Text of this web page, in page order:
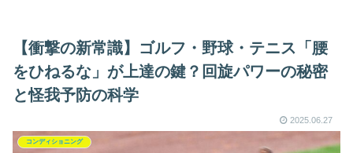
【衝撃の新常識】ゴルフ・野球・テニス「腰
をひねるな」が上達の鍵？回旋パワーの秘密
と怪我予防の科学
2025.06.27
コンディショニング